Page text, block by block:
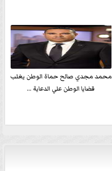
محمد مجدي صالح حماة الوطن يغلب
قضايا الوطن علي الدعاية ...